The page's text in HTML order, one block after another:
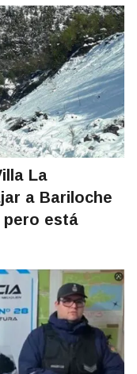
La
a Bariloche
pero está